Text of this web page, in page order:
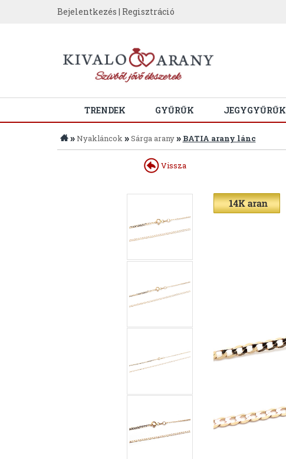
Bejelentkezés | Regisztráció
TRENDEK GYŰRŰK JEGYGYŰRŰK
»Nyakláncok»Sárga arany» BATIA arany lánc
Vissza